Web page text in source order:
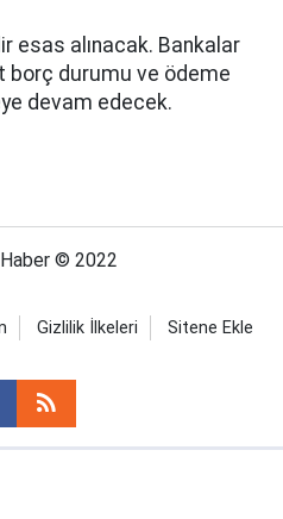
esas alınacak. Bankalar
borç durumu ve ödeme
devam edecek.
© 2022
Gizlilik İlkeleri Sitene Ekle